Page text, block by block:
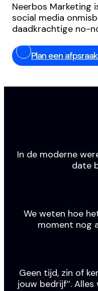
Neerbos Marketing
social media
daadkrachtige no-
Plan een
In de moderne
date
We weten hoe
moment nog
Geen tijd, zin of
jouw bedrijf’’.